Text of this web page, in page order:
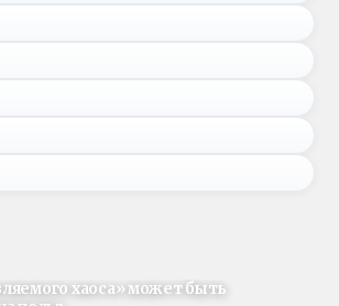
хаоса» может быть